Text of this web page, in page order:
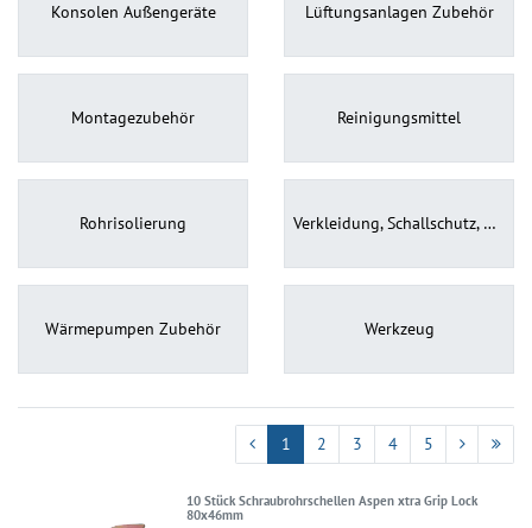
Konsolen Außengeräte Lüftungsanlagen Zubehör
Montagezubehör Reinigungsmittel
Rohrisolierung Verkleidung, Schallschutz, Gehäuse
Wärmepumpen Zubehör Werkzeug
1 2 3 4 5
10 Stück Schraubrohrschellen Aspen xtra Grip Lock
80x46mm